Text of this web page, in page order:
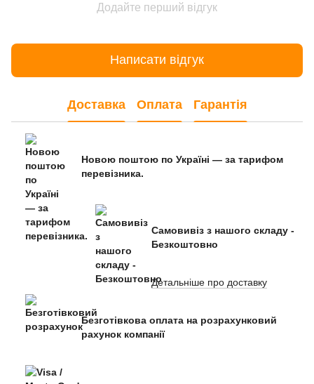
Додайте перший відгук
Написати відгук
Доставка Оплата Гарантія
Новою поштою по Україні — за тарифом
перевізника.
Самовивіз з нашого складу -
Безкоштовно
Детальніше про доставку
Безготівкова оплата на розрахунковий
рахунок компанії